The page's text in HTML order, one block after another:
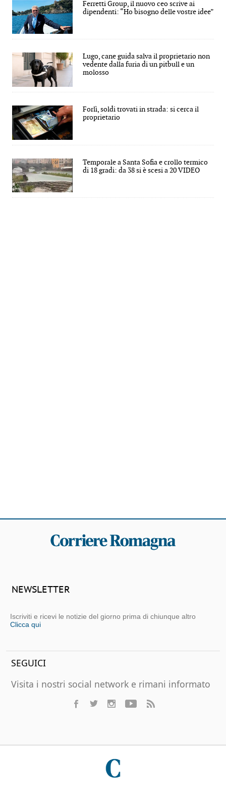
Ferretti Group, il nuovo ceo scrive ai
dipendenti: “Ho bisogno delle vostre idee”
Lugo, cane guida salva il proprietario non
vedente dalla furia di un pitbull e un
molosso
Forlì, soldi trovati in strada: si cerca il
proprietario
Temporale a Santa Sofia e crollo termico
di 18 gradi: da 38 si è scesi a 20 VIDEO
NEWSLETTER
Iscriviti e ricevi le notizie del giorno prima di chiunque altro
Clicca qui
SEGUICI
Visita i nostri social network e rimani informato